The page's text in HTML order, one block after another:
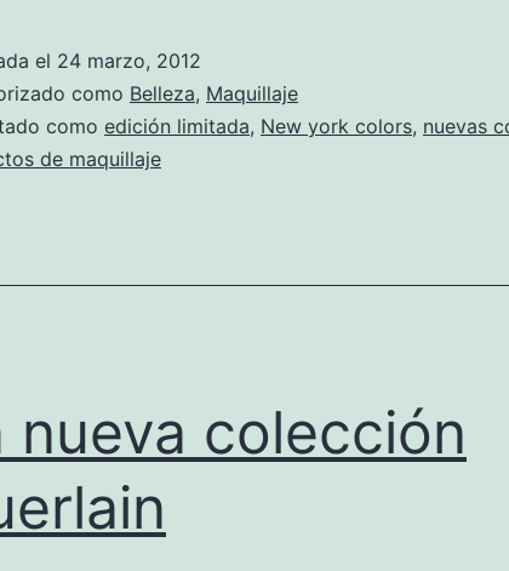
el 24 marzo, 2012
como Belleza, Maquillaje
como edición limitada, New york colors, nuevas
de maquillaje
nueva colección